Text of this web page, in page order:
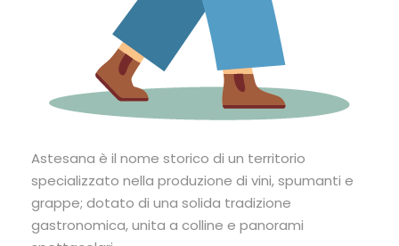
Astesana è il nome storico di un territorio
specializzato nella produzione di vini, spumanti e
grappe; dotato di una solida tradizione
gastronomica, unita a colline e panorami